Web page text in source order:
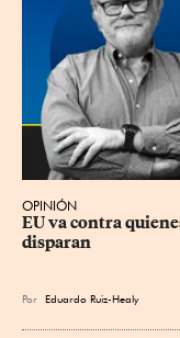
OPINIÓN
EU va contra
disparan
Por Eduardo Ruiz-Healy